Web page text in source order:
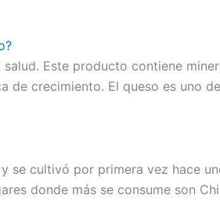
Este producto contiene
crecimiento. El queso es uno
se cultivó por primera vez hace
donde más se consume son